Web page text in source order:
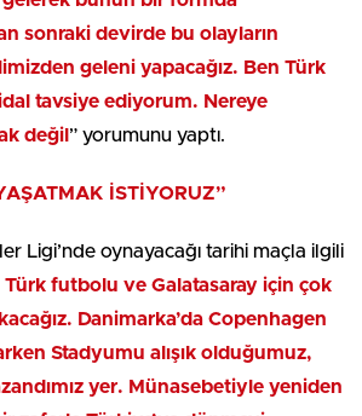
sonraki devirde bu olayların
geleni yapacağız. Ben Türk
tavsiye ediyorum. Nereye
değil ” yorumunu yaptı.
İSTİYORUZ”
Ligi’nde oynayacağı tarihi maçla ilgili
Türk futbolu ve Galatasaray için çok
Danimarka’da Copenhagen
Stadyumu alışık olduğumuz,
yer. Münasebetiyle yeniden